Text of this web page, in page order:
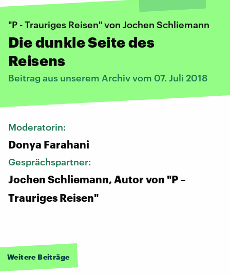
"P - Trauriges Reisen" von Jochen Schliemann
Die dunkle Seite des
Reisens
Beitrag aus unserem Archiv vom 07. Juli 2018
Moderatorin:
Donya Farahani
Gesprächspartner:
Jochen Schliemann, Autor von "P –
Trauriges Reisen"
Weitere Beiträge